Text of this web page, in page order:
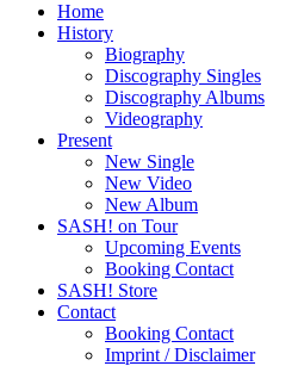
Home
History
Biography
Discography Singles
Discography Albums
Videography
Present
New Single
New Video
New Album
SASH! on Tour
Upcoming Events
Booking Contact
SASH! Store
Contact
Booking Contact
Imprint / Disclaimer